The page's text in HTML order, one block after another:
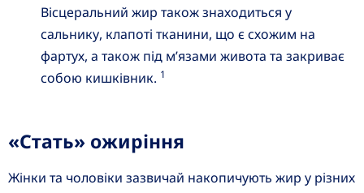
Вісцеральний жир також знаходиться у
сальнику, клапоті тканини, що є схожим на
фартух, а також під м’язами живота та закриває
собою кишківник. 1
«Стать» ожиріння
Жінки та чоловіки зазвичай накопичують жир у різних